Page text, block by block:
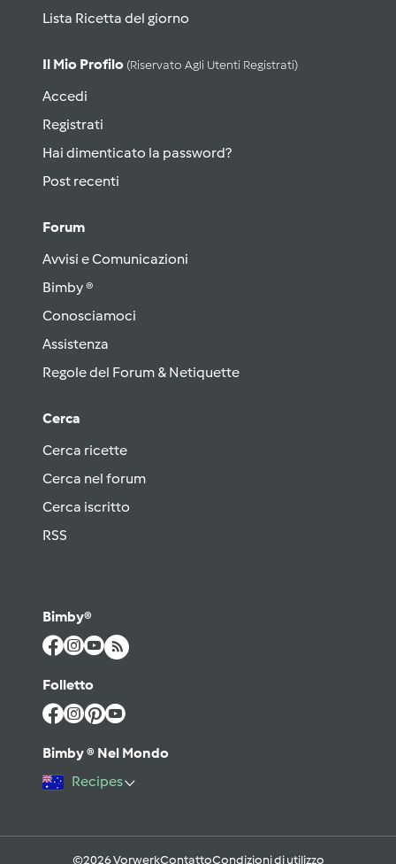
Lista Ricetta del giorno
Il Mio Profilo (riservato Agli Utenti Registrati)
Accedi
Registrati
Hai dimenticato la password?
Post recenti
Forum
Avvisi e Comunicazioni
Bimby ®
Conosciamoci
Assistenza
Regole del Forum & Netiquette
Cerca
Cerca ricette
Cerca nel forum
Cerca iscritto
RSS
Bimby®
Folletto
Bimby ® Nel Mondo
Recipes
©2026 VorwerkContattoCondizioni di utilizzo